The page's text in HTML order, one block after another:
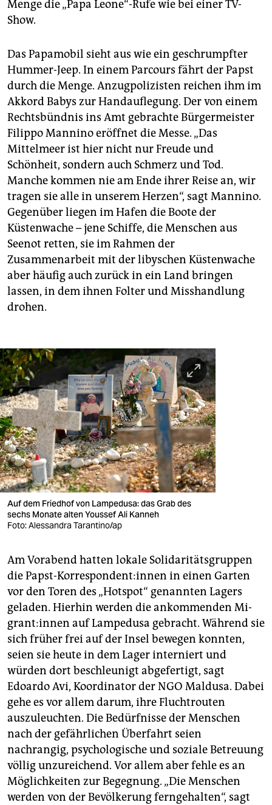
Menge die „Papa Leone“-Rufe wie bei einer TV-
Show.
Das Papamobil sieht aus wie ein geschrumpfter
Hummer-Jeep. In einem Parcours fährt der Papst
durch die Menge. Anzugpolizisten reichen ihm im
Akkord Babys zur Handauflegung. Der von einem
Rechtsbündnis ins Amt gebrachte Bürgermeister
Filippo Mannino eröffnet die Messe. „Das
Mittelmeer ist hier nicht nur Freude und
Schönheit, sondern auch Schmerz und Tod.
Manche kommen nie am Ende ihrer Reise an, wir
tragen sie alle in unserem Herzen“, sagt Mannino.
Gegenüber liegen im Hafen die Boote der
Küstenwache – jene Schiffe, die Menschen aus
Seenot retten, sie im Rahmen der
Zusammenarbeit mit der libyschen Küstenwache
aber häufig auch zurück in ein Land bringen
lassen, in dem ihnen Folter und Misshandlung
drohen.
Auf dem Friedhof von Lampedusa: das Grab des
sechs Monate alten Youssef Ali Kanneh
Foto: Alessandra Tarantino/ap
Am Vorabend hatten lokale Solidaritätsgruppen
die Papst-Korrespondent:innen in einen Garten
vor den Toren des „Hotspot“ genannten Lagers
geladen. Hierhin werden die ankommenden Mi­
gran­t:in­nen auf Lampedusa gebracht. Während sie
sich früher frei auf der Insel bewegen konnten,
seien sie heute in dem Lager interniert und
würden dort beschleunigt abgefertigt, sagt
Edoardo Avi, Koordinator der NGO Maldusa. Dabei
gehe es vor allem darum, ihre Fluchtrouten
auszuleuchten. Die Bedürfnisse der Menschen
nach der gefährlichen Überfahrt seien
nachrangig, psychologische und soziale Betreuung
völlig unzureichend. Vor allem aber fehle es an
Möglichkeiten zur Begegnung. „Die Menschen
werden von der Bevölkerung ferngehalten“, sagt